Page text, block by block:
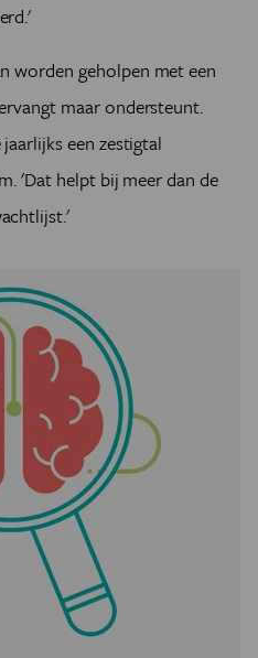
worden geholpen met een
maar ondersteunt.
een zestigtal
'Dat helpt bij meer dan de